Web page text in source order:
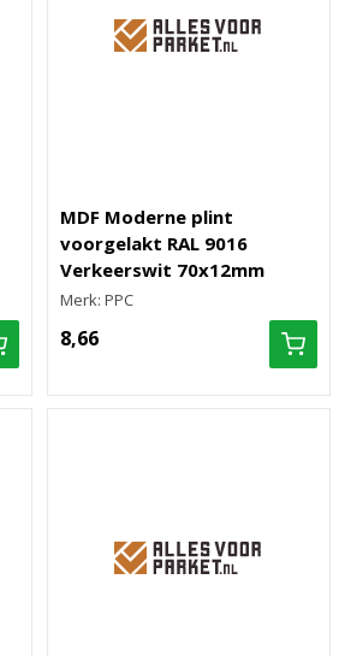
MDF Moderne plint
voorgelakt RAL 9016
Verkeerswit 70x12mm
Merk: PPC
8,66